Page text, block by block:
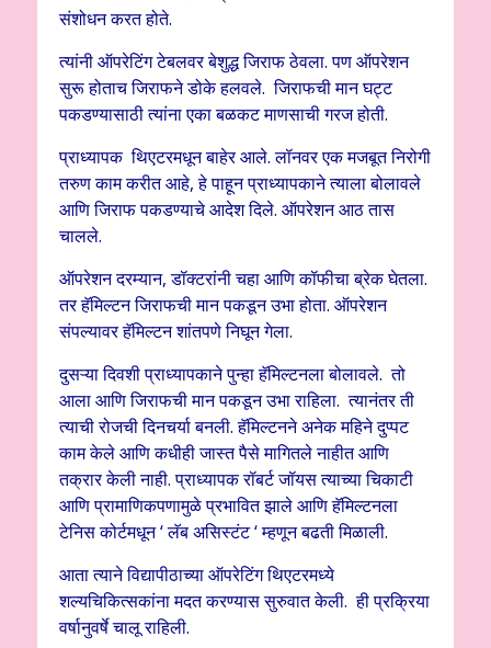
संशोधन करत होते.
त्यांनी ऑपरेटिंग टेबलवर बेशुद्ध जिराफ ठेवला. पण ऑपरेशन
सुरू होताच जिराफने डोके हलवले. जिराफची मान घट्ट
पकडण्यासाठी त्यांना एका बळकट माणसाची गरज होती.
प्राध्यापक थिएटरमधून बाहेर आले. लॉनवर एक मजबूत निरोगी
तरुण काम करीत आहे, हे पाहून प्राध्यापकाने त्याला बोलावले
आणि जिराफ पकडण्याचे आदेश दिले. ऑपरेशन आठ तास
चालले.
ऑपरेशन दरम्यान, डॉक्टरांनी चहा आणि कॉफीचा ब्रेक घेतला.
तर हॅमिल्टन जिराफची मान पकडून उभा होता. ऑपरेशन
संपल्यावर हॅमिल्टन शांतपणे निघून गेला.
दुसऱ्या दिवशी प्राध्यापकाने पुन्हा हॅमिल्टनला बोलावले. तो
आला आणि जिराफची मान पकडून उभा राहिला. त्यानंतर ती
त्याची रोजची दिनचर्या बनली. हॅमिल्टनने अनेक महिने दुप्पट
काम केले आणि कधीही जास्त पैसे मागितले नाहीत आणि
तक्रार केली नाही. प्राध्यापक रॉबर्ट जॉयस त्याच्या चिकाटी
आणि प्रामाणिकपणामुळे प्रभावित झाले आणि हॅमिल्टनला
टेनिस कोर्टमधून ‘ लॅब असिस्टंट ‘ म्हणून बढती मिळाली.
आता त्याने विद्यापीठाच्या ऑपरेटिंग थिएटरमध्ये
शल्यचिकित्सकांना मदत करण्यास सुरुवात केली. ही प्रक्रिया
वर्षानुवर्षे चालू राहिली.